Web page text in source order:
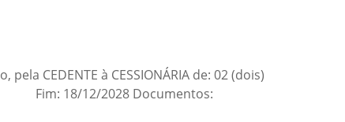
CEDENTE à CESSIONÁRIA de: 02 (dois)
Fim: 18/12/2028 Documentos: